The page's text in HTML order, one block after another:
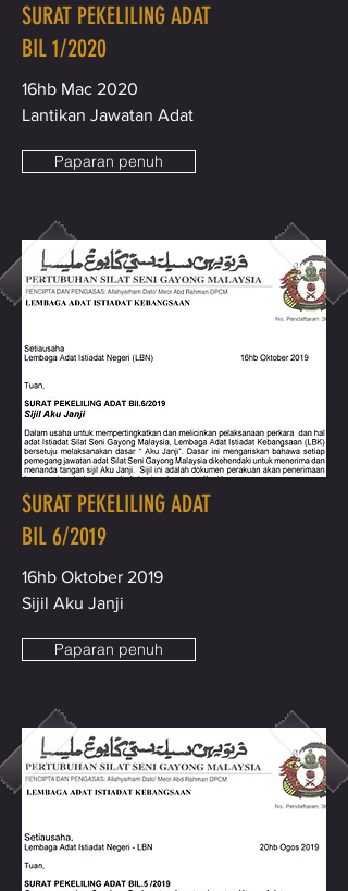
SURAT PEKELILING ADAT
BIL 1/2020
16hb Mac 2020
Lantikan Jawatan Adat
Paparan penuh
SURAT PEKELILING ADAT
BIL 6/2019
16hb Oktober 2019
Sijil Aku Janji
Paparan penuh